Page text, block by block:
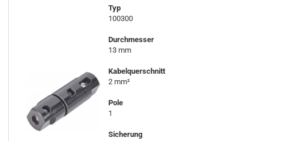
Typ
100300
Durchmesser
13 mm
Kabelquerschnitt
2 mm²
Pole
1
Sicherung